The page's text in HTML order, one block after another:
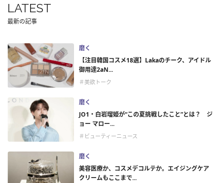
LATEST
最新の記事
磨く
【注目韓国コスメ18選】Lakaのチーク、アイドル
御用達2aN...
＃美欲トーク
磨く
JO1・白岩瑠姫が“この夏挑戦したこと”とは？ ジ
ョー マロー...
＃ビューティーニュース
磨く
美容医療か、コスメデコルテか。エイジングケア
クリームもここまで...